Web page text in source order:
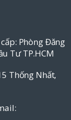
Phòng Đăng
Tư TP.HCM
Thống Nhất,